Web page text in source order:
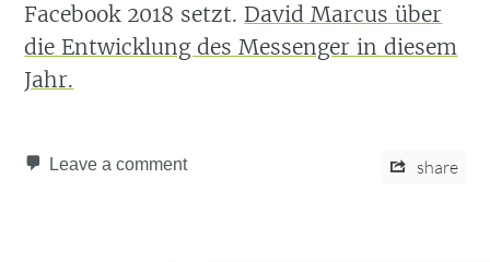
Facebook 2018 setzt. David Marcus über
die Entwicklung des Messenger in diesem
Jahr.
Leave a comment share